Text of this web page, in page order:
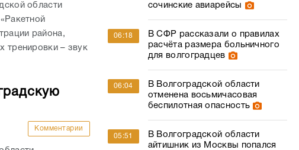
области
района,
тренировки – звук
Комментарии
сочинские авиарейсы
06:18
В СФР рассказали о правилах
расчёта размера больничного
для волгоградцев
06:04
В Волгоградской области
отменена восьмичасовая
беспилотная опасность
05:51
В Волгоградской области
айтишник из Москвы попался